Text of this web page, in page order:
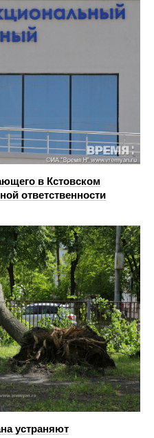
в Кстовском
ответственности
устраняют